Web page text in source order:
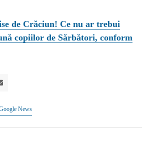
de Crăciun! Ce nu ar trebui
copiilor de Sărbători, conform
News